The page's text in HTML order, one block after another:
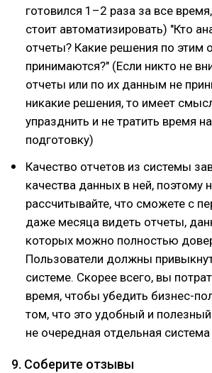
готовился 1–2 раза за все
стоит автоматизировать) "Кто
отчеты? Какие решения по этим
принимаются?" (Если никто не
отчеты или по их данным не
никакие решения, то имеет
упразднить и не тратить время
подготовку)
Качество отчетов из системы
качества данных в ней, поэтому
рассчитывайте, что сможете с
даже месяца видеть отчеты,
которых можно полностью
Пользователи должны
системе. Скорее всего, вы
время, чтобы убедить бизнес-
том, что это удобный и
не очередная отдельная
9. Соберите отзывы